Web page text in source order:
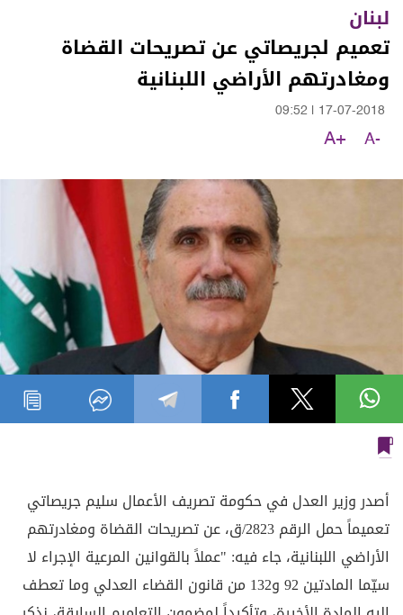
لبنان
تعميم لجريصاتي عن تصريحات القضاة
ومغادرتهم الأراضي اللبنانية
17-07-2018
09:52
A-
A+
أصدر وزير العدل في حكومة تصريف الأعمال سليم جريصاتي
تعميماً حمل الرقم 2823/ق، عن تصريحات القضاة ومغادرتهم
الأراضي اللبنانية، جاء فيه: "عملاً بالقوانين المرعية الإجراء لا
سيّما المادتين 92 و132 من قانون القضاء العدلي وما تعطف